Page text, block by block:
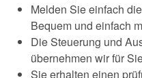
Melden Sie einfach
Bequem und einfach
Die Steuerung und
übernehmen wir für
Sie erhalten einen